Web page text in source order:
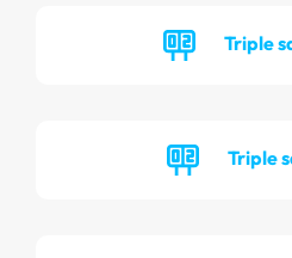
Triple
Triple